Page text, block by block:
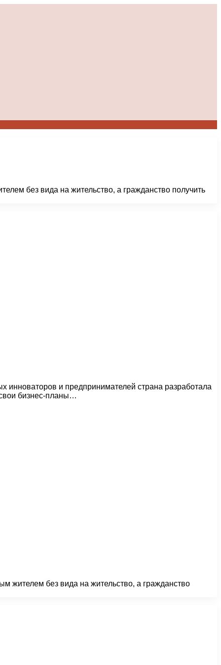
без вида на жительство, а гражданство получить
инноваторов и предпринимателей страна разработала
бизнес-планы…
жителем без вида на жительство, а гражданство